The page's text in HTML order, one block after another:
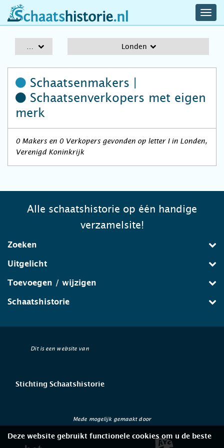
schaatshistorie.nl
Londen
Schaatsenmakers |
Schaatsenverkopers met eigen
merk
0 Makers en 0 Verkopers gevonden op letter I in Londen,
Verenigd Koninkrijk
Alle schaatshistorie op één handige
verzamelsite!
Zoeken
Uitgelicht
Toevoegen / wijzigen
Schaatshistorie
Dit is een website van
Stichting Schaatshistorie
Mede mogelijk gemaakt door
Deze website gebruikt functionele cookies om u de beste